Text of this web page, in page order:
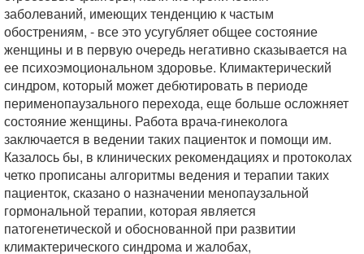
заболеваний, имеющих тенденцию к частым
обострениям, - все это усугубляет общее состояние
женщины и в первую очередь негативно сказывается на
ее психоэмоциональном здоровье. Климактерический
синдром, который может дебютировать в периоде
перименопаузального перехода, еще больше осложняет
состояние женщины. Работа врача-гинеколога
заключается в ведении таких пациенток и помощи им.
Казалось бы, в клинических рекомендациях и протоколах
четко прописаны алгоритмы ведения и терапии таких
пациенток, сказано о назначении менопаузальной
гормональной терапии, которая является
патогенетической и обоснованной при развитии
климактерического синдрома и жалобах,